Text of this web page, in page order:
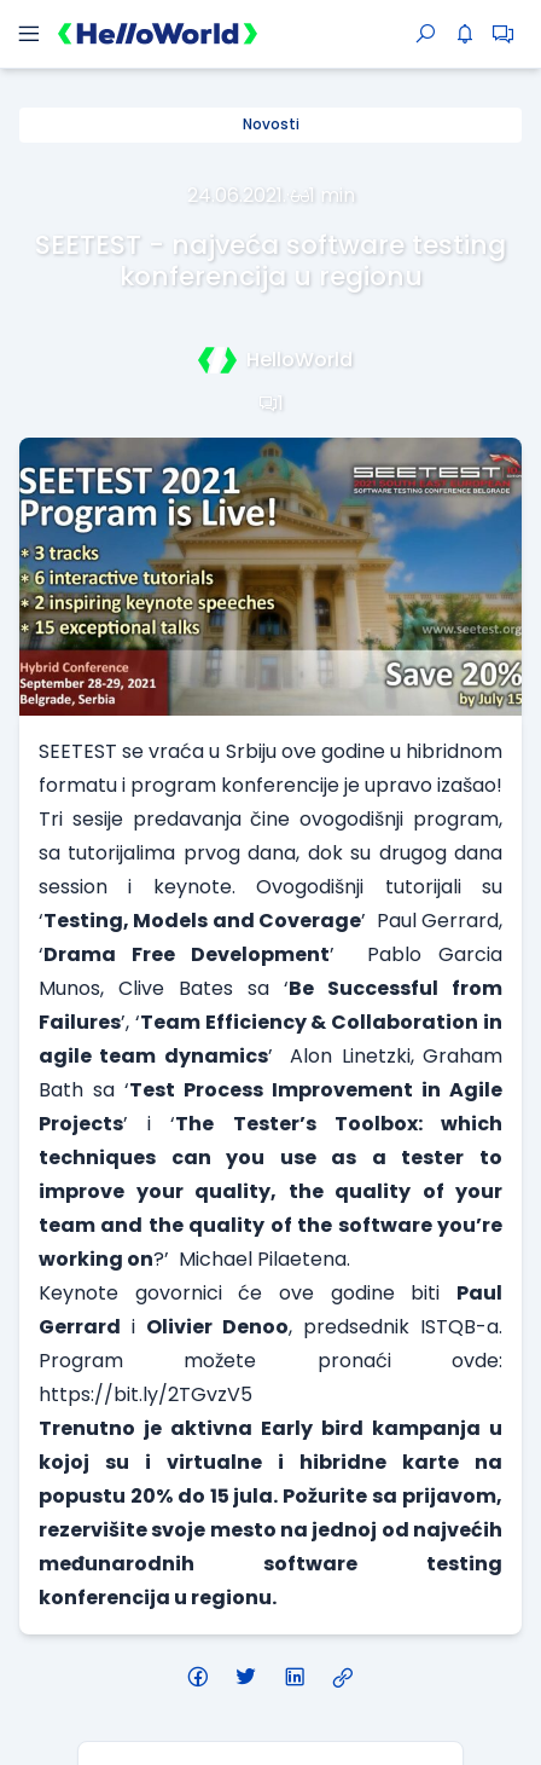
Novosti
24.06.2021. 1 min
SEETEST - najveća software testing
konferencija u regionu
HelloWorld
1
SEETEST se vraća u Srbiju ove godine u hibridnom
formatu i program konferencije je upravo izašao!
Tri sesije predavanja čine ovogodišnji program,
sa tutorijalima prvog dana, dok su drugog dana
session i keynote. Ovogodišnji tutorijali su
‘Testing, Models and Coverage’ Paul Gerrard,
‘Drama Free Development’ Pablo Garcia
Munos, Clive Bates sa ‘Be Successful from
Failures’, ‘Team Efficiency & Collaboration in
agile team dynamics’ Alon Linetzki, Graham
Bath sa ‘Test Process Improvement in Agile
Projects’ i ‘The Tester’s Toolbox: which
techniques can you use as a tester to
improve your quality, the quality of your
team and the quality of the software you’re
working on?’ Michael Pilaetena.
Keynote govornici će ove godine biti Paul
Gerrard i Olivier Denoo, predsednik ISTQB-a.
Program možete pronaći ovde:
https://bit.ly/2TGvzV5
Trenutno je aktivna Early bird kampanja u
kojoj su i virtualne i hibridne karte na
popustu 20% do 15 jula. Požurite sa prijavom,
rezervišite svoje mesto na jednoj od najvećih
međunarodnih software testing
konferencija u regionu.